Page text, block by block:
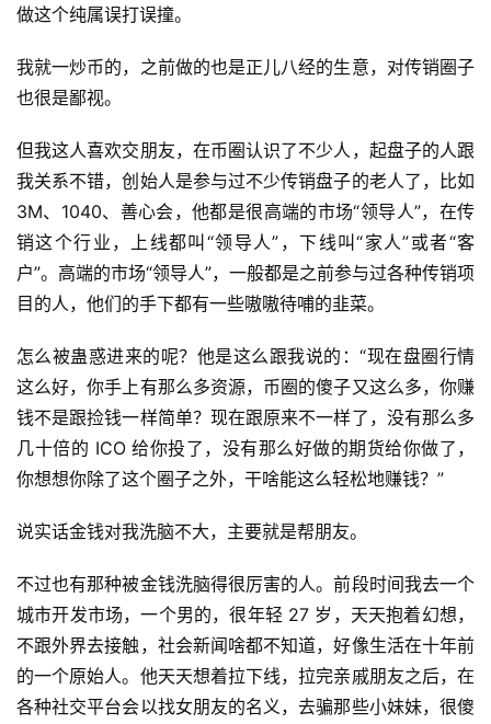
做这个纯属误打误撞。
我就一炒币的，之前做的也是正儿八经的生意，对传销圈子
也很是鄙视。
但我这人喜欢交朋友，在币圈认识了不少人，起盘子的人跟
我关系不错，创始人是参与过不少传销盘子的老人了，比如
3M、1040、善心会，他都是很高端的市场“领导人”，在传
销这个行业，上线都叫“领导人”，下线叫“家人”或者“客
户”。高端的市场“领导人”，一般都是之前参与过各种传销项
目的人，他们的手下都有一些嗷嗷待哺的韭菜。
怎么被蛊惑进来的呢？他是这么跟我说的：“现在盘圈行情
这么好，你手上有那么多资源，币圈的傻子又这么多，你赚
钱不是跟捡钱一样简单？现在跟原来不一样了，没有那么多
几十倍的 ICO 给你投了，没有那么好做的期货给你做了，
你想想你除了这个圈子之外，干啥能这么轻松地赚钱？”
说实话金钱对我洗脑不大，主要就是帮朋友。
不过也有那种被金钱洗脑得很厉害的人。前段时间我去一个
城市开发市场，一个男的，很年轻 27 岁，天天抱着幻想，
不跟外界去接触，社会新闻啥都不知道，好像生活在十年前
的一个原始人。他天天想着拉下线，拉完亲戚朋友之后，在
各种社交平台会以找女朋友的名义，去骗那些小妹妹，很傻